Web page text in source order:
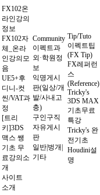
FX102온
라인강의
정보
FX102자
체_온라
인강의모
음
UE5+후
디니-컷
씬/VAT과
정
[트리
키]3DS
맥스 쌩
기초 무
료강의소
개
사이트
소개
Community
이펙트과
외·학원정
보
익명게시
판(일상/개
발/사내고
충)
구인구직
자유게시
판
일반|벙개|
기타
Tip/Tuto
이펙트팁
(FX Tip)
FX레퍼런
스
(Reference)
Tricky's
3DS MAX
기초무료
특강
Tricky's 완
전기초
Houdini설
명